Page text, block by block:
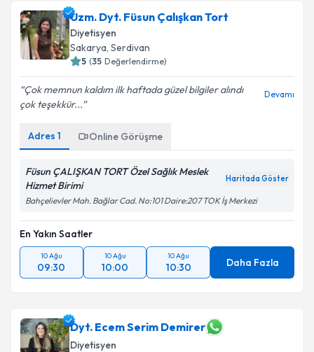
Uzm. Dyt. Füsun Çalışkan Tort
Diyetisyen
Sakarya, Serdivan
5 (35 Değerlendirme)
Çok memnun kaldım ilk haftada güzel bilgiler alındı
çok teşekkür...
Devamı
Adres 1 Online Görüşme
Füsun ÇALIŞKAN TORT Özel Sağlık Meslek
Hizmet Birimi
Haritada Göster
Bahçelievler Mah. Bağlar Cad. No:101 Daire:207 TOK İş Merkezi
En Yakın Saatler
10 Ağu
09:30
10 Ağu
10:00
10 Ağu
10:30 Daha Fazla
Dyt. Ecem Serim Demirer
Diyetisyen